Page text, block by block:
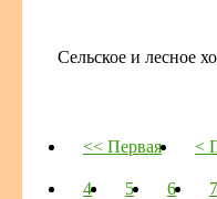
Сельское и лесное
<< Первая <
4 5 6 7